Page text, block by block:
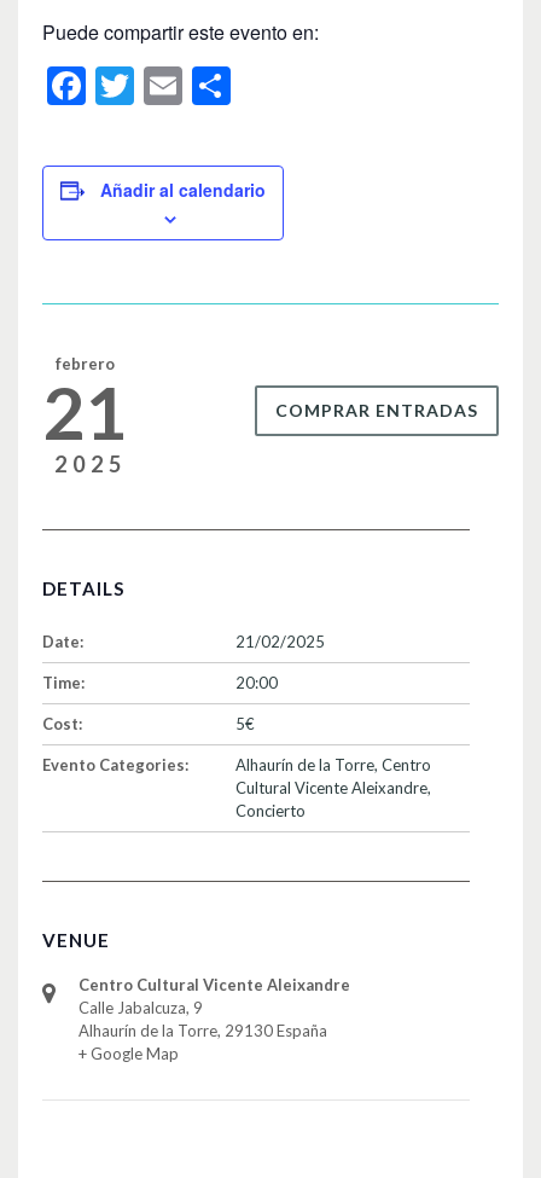
Puede compartir este evento en:
F
c
e
b
o
k
T
tt
er
E
ailm
p
ar
Añadir al calendario
febrero
21
2025
COMPRAR ENTRADAS
DETAILS
Date: 21/02/2025
Time: 20:00
Cost: 5€
Evento Categories: Alhaurín de la Torre, Centro
Cultural Vicente Aleixandre,
Concierto
VENUE
Centro Cultural Vicente Aleixandre
Calle Jabalcuza, 9
Alhaurín de la Torre, 29130España
+ Google Map